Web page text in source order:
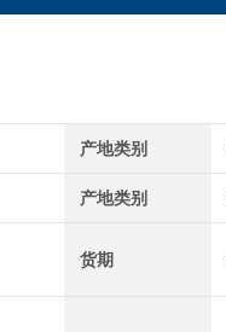
产地类别
产地类别
货期